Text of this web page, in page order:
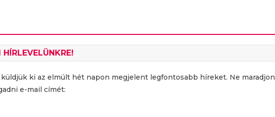
ki az elmúlt hét napon megjelent legfontosabb híreket. Ne maradjon
e-mail címét: